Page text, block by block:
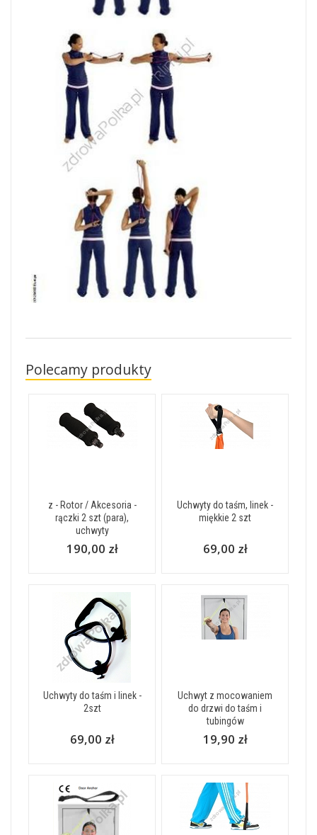
Polecamy produkty
z - Rotor / Akcesoria -
rączki 2 szt (para),
uchwyty
190,00 zł
Uchwyty do taśm, linek -
miękkie 2 szt
69,00 zł
Uchwyty do taśm i linek -
2szt
69,00 zł
Uchwyt z mocowaniem
do drzwi do taśm i
tubingów
19,90 zł